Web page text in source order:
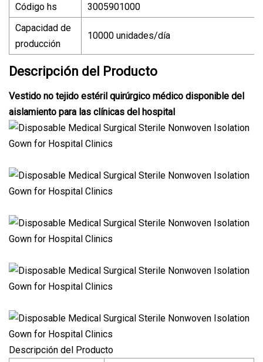
Código hs
3005901000
Capacidad de
producción
10000 unidades/día
Descripción del Producto
Vestido no tejido estéril quirúrgico médico disponible del
aislamiento para las clínicas del hospital
Descripción del Producto